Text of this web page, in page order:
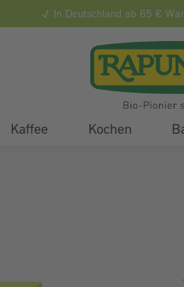
In Deutschland ab 65 €
Kaffee Kochen